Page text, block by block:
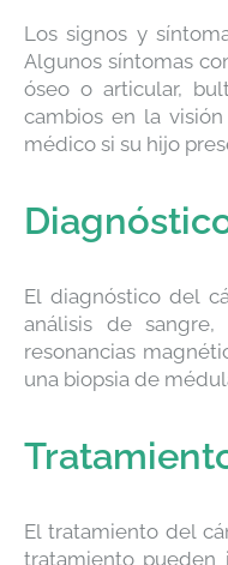
Los signos y
Algunos síntomas
óseo o articular,
cambios en la
médico si su hijo
El diagnóstico del
análisis de sangre,
resonancias
una biopsia de
El tratamiento del
tratamiento pueden